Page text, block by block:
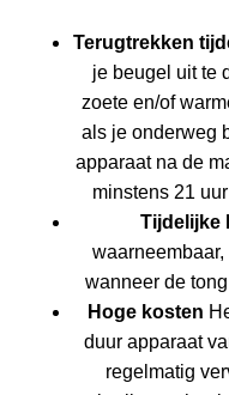
Terugtrekken
je beugel uit te
zoete en/of
als je onderweg
apparaat na de
minstens 21
Tijdelijke
wanneer de
Hoge kosten
duur apparaat
regelmatig